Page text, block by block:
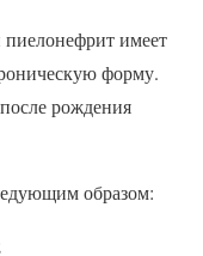
имеет
форму.
рождения
образом: